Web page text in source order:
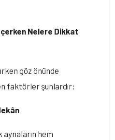
Nelere Dikkat
göz önünde
faktörler şunlardır:
aynaların hem